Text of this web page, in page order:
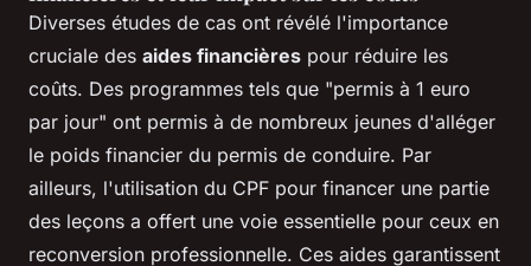
Diverses études de cas ont révélé l'importance
cruciale des aides financières pour réduire les
coûts. Des programmes tels que "permis à 1 euro
par jour" ont permis à de nombreux jeunes d'alléger
le poids financier du permis de conduire. Par
ailleurs, l'utilisation du CPF pour financer une partie
des leçons a offert une voie essentielle pour ceux en
reconversion professionnelle. Ces aides garantissent